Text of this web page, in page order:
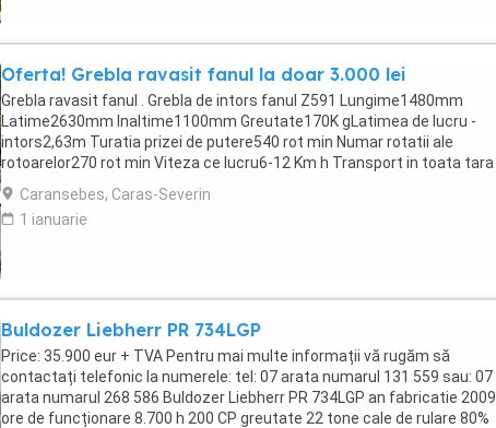
Oferta! Grebla ravasit fanul la doar 3.000 lei
Grebla ravasit fanul . Grebla de intors fanul Z591 Lungime1480mm
Latime2630mm Inaltime1100mm Greutate170K gLatimea de lucru -
intors2,63m Turatia prizei de putere540 rot min Numar rotatii ale
rotoarelor270 rot min Viteza ce lucru6-12 Km h Transport in toata tara
Pentru detalii si comenzi, apelati ...
Caransebes, Caras-Severin
1 ianuarie
Buldozer Liebherr PR 734LGP
Price: 35.900 eur + TVA Pentru mai multe informații vă rugăm să
contactați telefonic la numerele: tel: 07 arata numarul 131 559 sau: 07
arata numarul 268 586 Buldozer Liebherr PR 734LGP an fabricatie 2009
ore de funcționare 8.700 h 200 CP greutate 22 tone cale de rulare 80%